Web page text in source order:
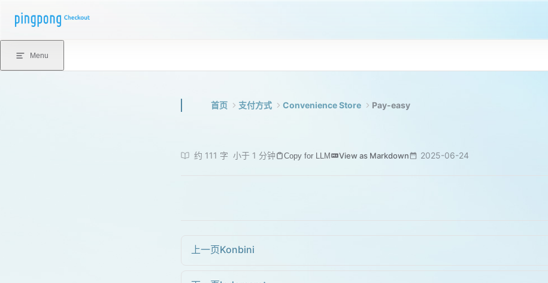
Skip to content
Menu
首页 支付方式 Convenience Store Pay-easy
约 111 字 小于 1 分钟 Copy for LLM View as Markdown 2025-06-24
上一页Konbini